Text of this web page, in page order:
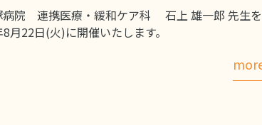
病院 連携医療・緩和ケア科 石上 雄一郎 先生
月22日(火)に開催いたします。